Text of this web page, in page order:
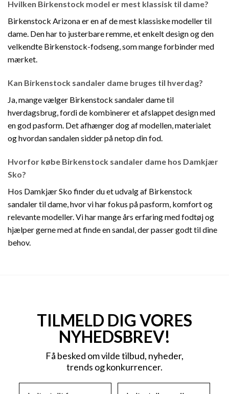
Hvilken Birkenstock model er mest klassisk til dame?
Birkenstock Arizona er en af de mest klassiske modeller til
dame. Den har to justerbare remme, et enkelt design og den
velkendte Birkenstock-fodseng, som mange forbinder med
mærket.
Kan Birkenstock sandaler dame bruges til hverdag?
Ja, mange vælger Birkenstock sandaler dame til
hverdagsbrug, fordi de kombinerer et afslappet design med
en god pasform. Det afhænger dog af modellen, materialet
og hvordan sandalen sidder på netop din fod.
Hvorfor købe Birkenstock sandaler dame hos Damkjær
Sko?
Hos Damkjær Sko finder du et udvalg af Birkenstock
sandaler til dame, hvor vi har fokus på pasform, komfort og
relevante modeller. Vi har mange års erfaring med fodtøj og
hjælper gerne med at finde en sandal, der passer godt til dine
behov.
TILMELD DIG VORES
NYHEDSBREV!
Få besked om vilde tilbud, nyheder,
trends og konkurrencer.